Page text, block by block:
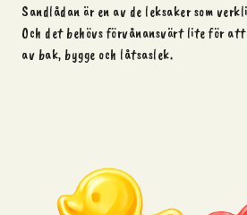
Sandlådan är en av de leksaker som
Och det behövs förvånansvärt lite för
av bak, bygge och låtsaslek.